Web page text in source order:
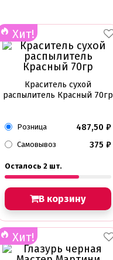
Хит!
Краситель сухой
распылитель Красный 70гр
Розница 487,50 ₽
Самовывоз 375 ₽
Осталось 2 шт.
В корзину
Хит!